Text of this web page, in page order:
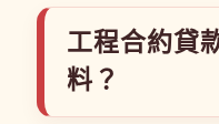
工程合約貸
料？